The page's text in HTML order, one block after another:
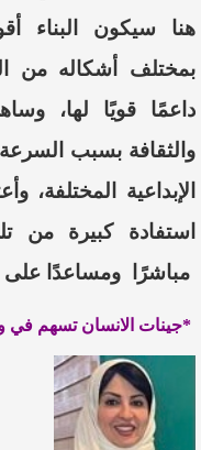
هنا سيكون البناء
بمختلف أشكاله من
داعمًا قويًا لها،
والثقافة بسبب
الإبداعية المختلفة،
استفادة كبيرة من
مباشرًا ومساعدًا على
جينات الانسان تسهم في من الأمور عن آبائه وأجداده*